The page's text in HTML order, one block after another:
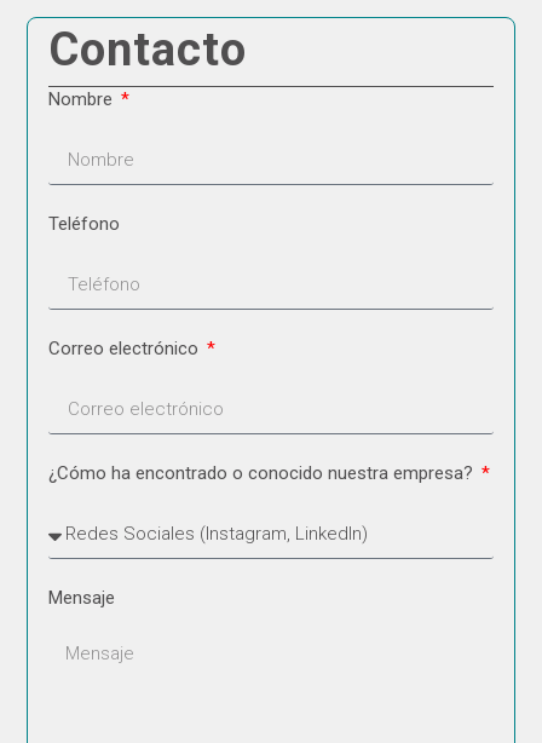
Contacto
Nombre
Teléfono
Correo electrónico
¿Cómo ha encontrado o conocido nuestra empresa?
Mensaje